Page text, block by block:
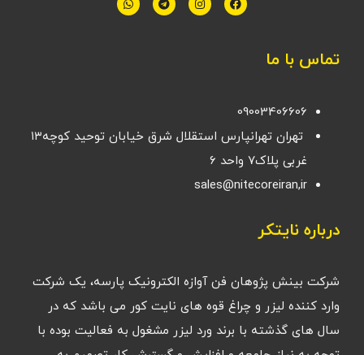
تماس با ما
09003406606
تهران تهرانپارس استقلال شرق خیابان توحید کوچه۱۳
غربی پلاک۷ واحد ۶
sales@nitecoreiran,ir
درباره نایتکر
شرکت بینش پژوهان فن آوازه الکترونیک پارسه، یک شرکت
وارد کننده لیزر و چراغ قوه های نایت کور می باشد که در
سال های گذشته با برند ورد لیزر مشغول به فعالیت بوده با